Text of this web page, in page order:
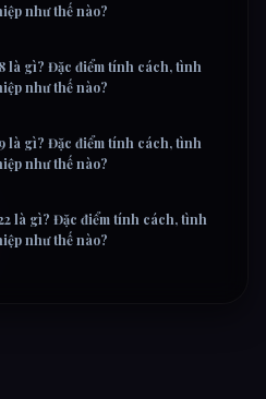
như thế nào?
là gì? Đặc điểm tính cách, tình
như thế nào?
là gì? Đặc điểm tính cách, tình
như thế nào?
là gì? Đặc điểm tính cách, tình
như thế nào?